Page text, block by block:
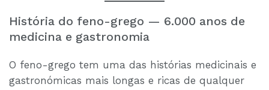
História do feno-grego — 6.000 anos de
medicina e gastronomia
O feno-grego tem uma das histórias medicinais e
gastronómicas mais longas e ricas de qualquer